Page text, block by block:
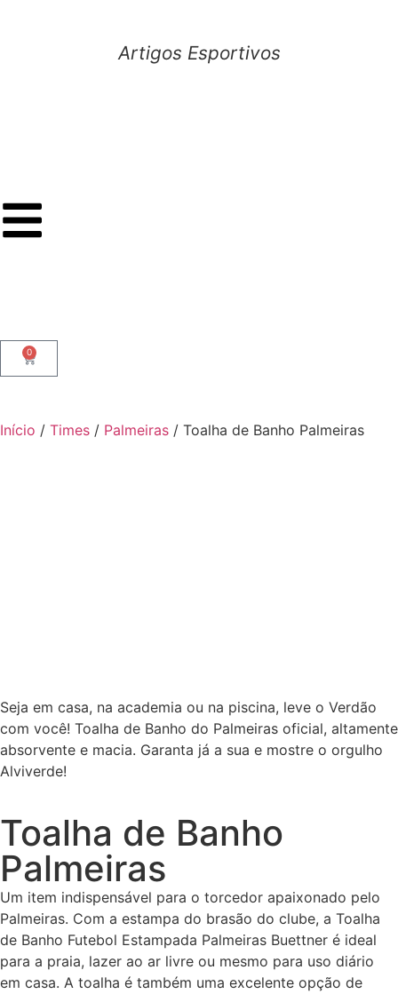
Artigos Esportivos
0
Início / Times / Palmeiras / Toalha de Banho Palmeiras
Seja em casa, na academia ou na piscina, leve o Verdão
com você! Toalha de Banho do Palmeiras oficial, altamente
absorvente e macia. Garanta já a sua e mostre o orgulho
Alviverde!
Toalha de Banho
Palmeiras
Um item indispensável para o torcedor apaixonado pelo
Palmeiras. Com a estampa do brasão do clube, a Toalha
de Banho Futebol Estampada Palmeiras Buettner é ideal
para a praia, lazer ao ar livre ou mesmo para uso diário
em casa. A toalha é também uma excelente opção de